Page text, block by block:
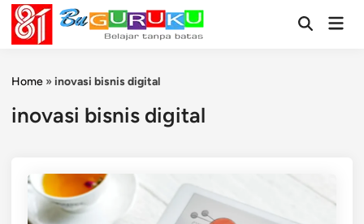
Skip
content
OpenMain
Home » inovasi bisnis digital
inovasi bisnis digital